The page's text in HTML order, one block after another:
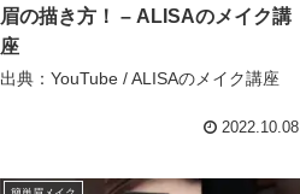
眉の描き方！ – ALISAのメイク講
座
出典：YouTube / ALISAのメイク講座
2022.10.08